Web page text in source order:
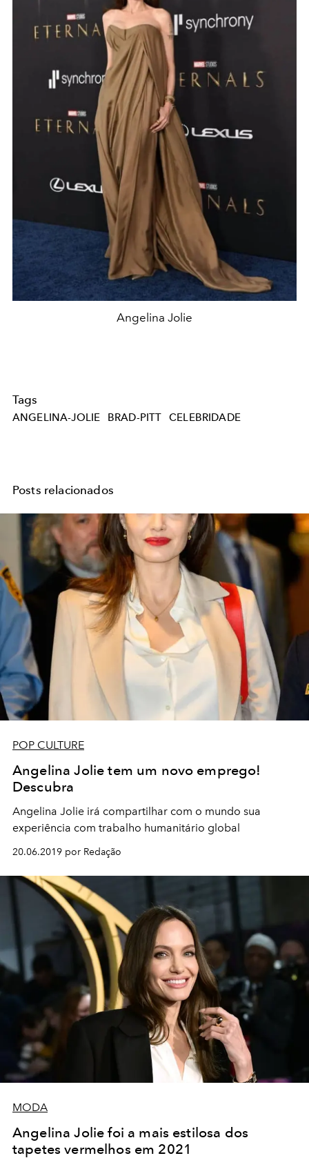
Angelina Jolie
Tags
ANGELINA-JOLIE BRAD-PITT CELEBRIDADE
Posts relacionados
POP CULTURE
Angelina Jolie tem um novo emprego!
Descubra
Angelina Jolie irá compartilhar com o mundo sua
experiência com trabalho humanitário global
20.06.2019 por Redação
MODA
Angelina Jolie foi a mais estilosa dos
tapetes vermelhos em 2021